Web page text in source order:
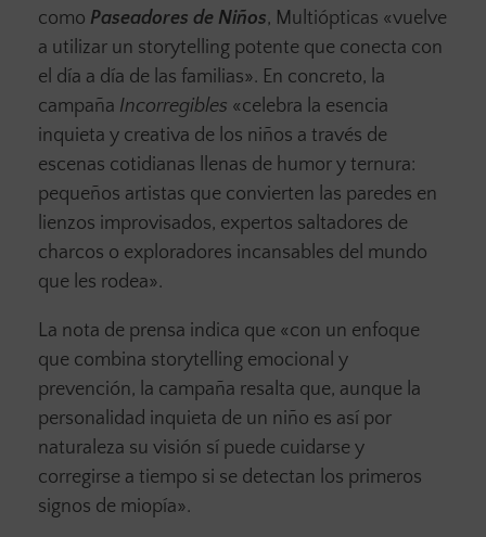
como Paseadores de Niños, Multiópticas «vuelve
a utilizar un storytelling potente que conecta con
el día a día de las familias». En concreto, la
campaña Incorregibles «celebra la esencia
inquieta y creativa de los niños a través de
escenas cotidianas llenas de humor y ternura:
pequeños artistas que convierten las paredes en
lienzos improvisados, expertos saltadores de
charcos o exploradores incansables del mundo
que les rodea».
La nota de prensa indica que «con un enfoque
que combina storytelling emocional y
prevención, la campaña resalta que, aunque la
personalidad inquieta de un niño es así por
naturaleza su visión sí puede cuidarse y
corregirse a tiempo si se detectan los primeros
signos de miopía».